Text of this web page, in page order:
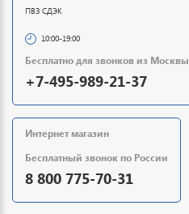
ПВЗ СДЭК
10:00-19:00
Бесплатно для звонков из Москвы
+7-495-989-21-37
Интернет магазин
Бесплатный звонок по России
8 800 775-70-31